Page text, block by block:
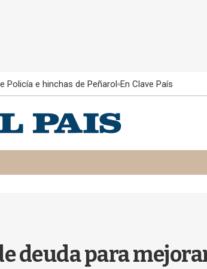
Policía e hinchas de Peñarol En Clave País
deuda para